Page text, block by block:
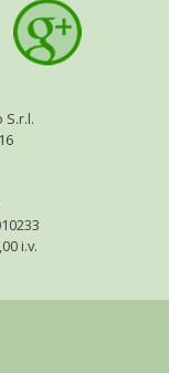
S.r.l.
i.v.